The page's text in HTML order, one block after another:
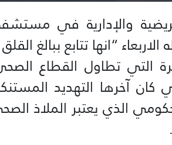
والإدارية في
“انها تتابع ببالغ
التي تطاول القطاع
كان آخرها التهديد
الذي يعتبر الملاذ